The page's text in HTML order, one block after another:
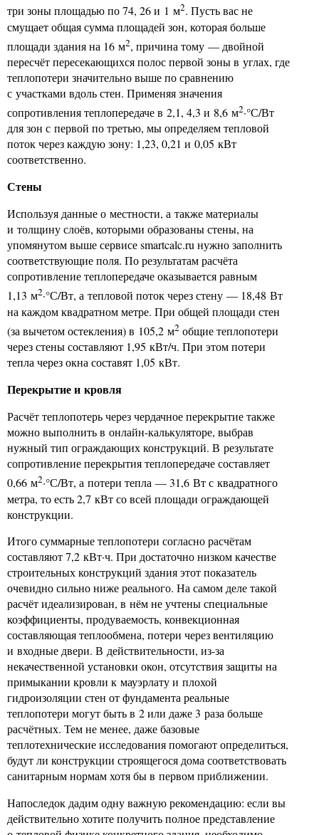
три зоны площадью по 74, 26 и 1 м2. Пусть вас не
смущает общая сумма площадей зон, которая больше
площади здания на 16 м2, причина тому — двойной
пересчёт пересекающихся полос первой зоны в углах, где
теплопотери значительно выше по сравнению
с участками вдоль стен. Применяя значения
сопротивления теплопередаче в 2,1, 4,3 и 8,6 м2·°С/Вт
для зон с первой по третью, мы определяем тепловой
поток через каждую зону: 1,23, 0,21 и 0,05 кВт
соответственно.
Стены
Используя данные о местности, а также материалы
и толщину слоёв, которыми образованы стены, на
упомянутом выше сервисе smartcalc.ru нужно заполнить
соответствующие поля. По результатам расчёта
сопротивление теплопередаче оказывается равным
1,13 м2·°С/Вт, а тепловой поток через стену — 18,48 Вт
на каждом квадратном метре. При общей площади стен
(за вычетом остекления) в 105,2 м2 общие теплопотери
через стены составляют 1,95 кВт/ч. При этом потери
тепла через окна составят 1,05 кВт.
Перекрытие и кровля
Расчёт теплопотерь через чердачное перекрытие также
можно выполнить в онлайн-калькуляторе, выбрав
нужный тип ограждающих конструкций. В результате
сопротивление перекрытия теплопередаче составляет
0,66 м2·°С/Вт, а потери тепла — 31,6 Вт с квадратного
метра, то есть 2,7 кВт со всей площади ограждающей
конструкции.
Итого суммарные теплопотери согласно расчётам
составляют 7,2 кВт·ч. При достаточно низком качестве
строительных конструкций здания этот показатель
очевидно сильно ниже реального. На самом деле такой
расчёт идеализирован, в нём не учтены специальные
коэффициенты, продуваемость, конвекционная
составляющая теплообмена, потери через вентиляцию
и входные двери. В действительности, из-за
некачественной установки окон, отсутствия защиты на
примыкании кровли к мауэрлату и плохой
гидроизоляции стен от фундамента реальные
теплопотери могут быть в 2 или даже 3 раза больше
расчётных. Тем не менее, даже базовые
теплотехнические исследования помогают определиться,
будут ли конструкции строящегося дома соответствовать
санитарным нормам хотя бы в первом приближении.
Напоследок дадим одну важную рекомендацию: если вы
действительно хотите получить полное представление